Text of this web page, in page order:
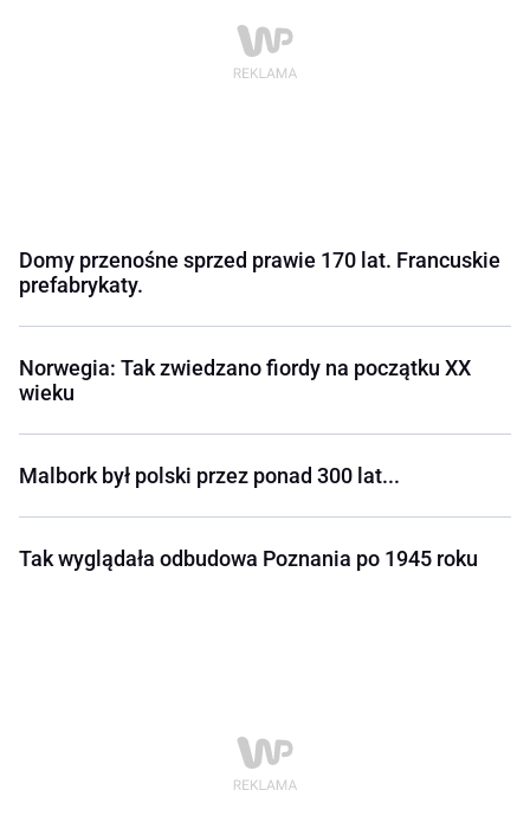
Domy przenośne sprzed prawie 170 lat. Francuskie
prefabrykaty.
Norwegia: Tak zwiedzano fiordy na początku XX
wieku
Malbork był polski przez ponad 300 lat...
Tak wyglądała odbudowa Poznania po 1945 roku